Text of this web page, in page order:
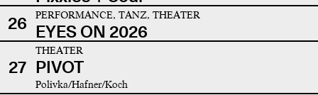
26
PERFORMANCE, TANZ, THEATER
EYES ON 2026
27
THEATER
PIVOT
Polivka/Hafner/Koch